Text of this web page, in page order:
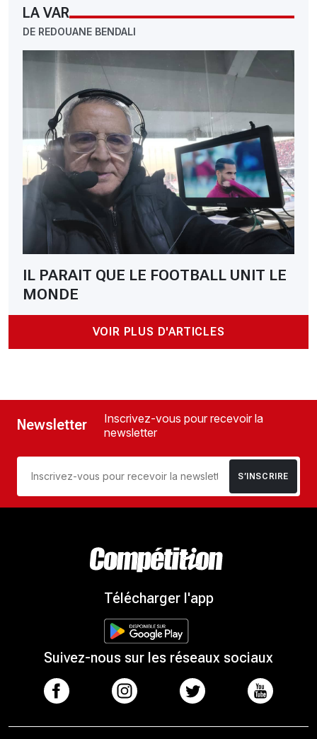
LA VAR
DE REDOUANE BENDALI
IL PARAIT QUE LE FOOTBALL UNIT LE
MONDE
VOIR PLUS D'ARTICLES
Newsletter
Inscrivez-vous pour recevoir la
newsletter
S’INSCRIRE
Télécharger l'app
Suivez-nous sur les réseaux sociaux